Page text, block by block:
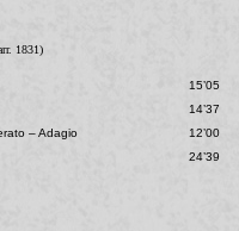
1831)
15’05
14’37
– Adagio
12’00
24’39